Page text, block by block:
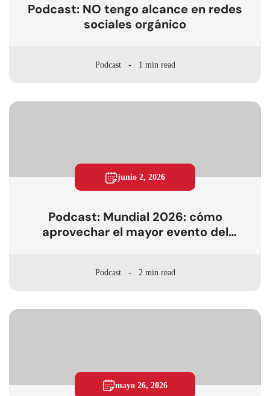
Podcast: NO tengo alcance en redes
sociales orgánico
Podcast 1 min read
junio 2, 2026
Podcast: Mundial 2026: cómo
aprovechar el mayor evento del
Podcast 2 min read
mayo 26, 2026